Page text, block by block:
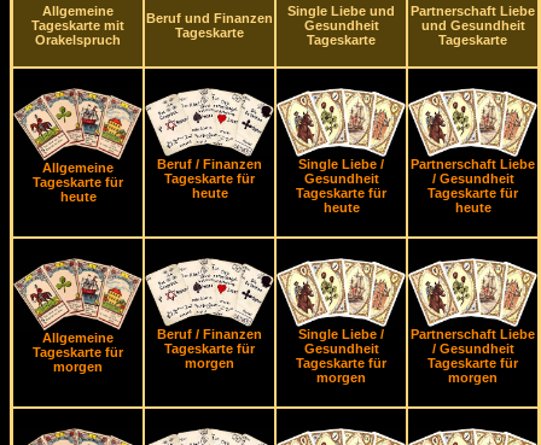
Allgemeine
Tageskarte mit
Orakelspruch
Beruf und Finanzen
Tageskarte
Single Liebe und
Gesundheit
Tageskarte
Partnerschaft Liebe
und Gesundheit
Tageskarte
Allgemeine
Tageskarte für
heute
Beruf / Finanzen
Tageskarte für
heute
Single Liebe /
Gesundheit
Tageskarte für
heute
Partnerschaft Liebe
/ Gesundheit
Tageskarte für
heute
Allgemeine
Tageskarte für
morgen
Beruf / Finanzen
Tageskarte für
morgen
Single Liebe /
Gesundheit
Tageskarte für
morgen
Partnerschaft Liebe
/ Gesundheit
Tageskarte für
morgen